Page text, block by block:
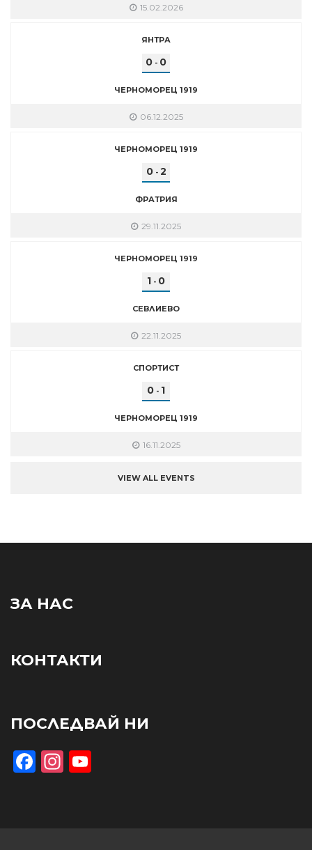
15.02.2026
ЯНТРА
0 - 0
ЧЕРНОМОРЕЦ 1919
06.12.2025
ЧЕРНОМОРЕЦ 1919
0- 2
ФРАТРИЯ
29.11.2025
ЧЕРНОМОРЕЦ 1919
1 - 0
СЕВЛИЕВО
22.11.2025
СПОРТИСТ
0 - 1
ЧЕРНОМОРЕЦ 1919
16.11.2025
VIEW ALL EVENTS
ЗА НАС
КОНТАКТИ
ПОСЛЕДВАЙ НИ
Facebook
Instagram